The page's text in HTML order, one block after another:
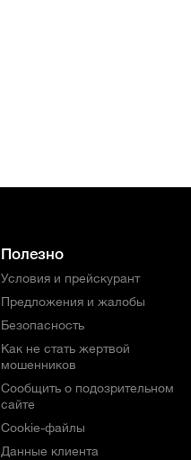
Полезно
Условия и прейскурант
Предложения и жалобы
Безопасность
Как не стать жертвой
мошенников
Сообщить о подозрительном
сайте
Cookie-файлы
Данные клиента